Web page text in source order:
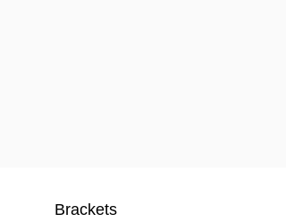
Brackets